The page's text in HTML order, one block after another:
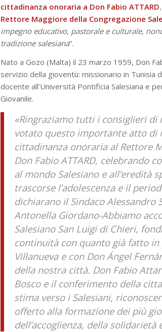
cittadinanza onoraria a Don Fabio ATTARD
Rettore Maggiore della Congregazione
impegno educativo, pastorale e culturale,
tradizione salesiana”.
Nato a Gozo (Malta) il 23 marzo 1959, Don
servizio della gioventù: missionario in
docente all’Università Pontificia Salesiana e
Giovanile.
«Ringraziamo tutti i consiglieri di
votato questo importante atto di
cittadinanza onoraria al Rettore
Don Fabio ATTARD, celebrando
al mondo Salesiano e all’eredità
trascorse l’adolescenza e il
dichiarano il Sindaco Alessandro
Antonella Giordano-Abbiamo
Salesiano San Luigi di Chieri,
continuità con quanto già fatto in
Villanueva e con Don Ángel
della nostra città. Don Fabio
Bosco e il conferimento della
stima verso i Salesiani,
offerto alla formazione dei più
dell’accoglienza, della solidarietà